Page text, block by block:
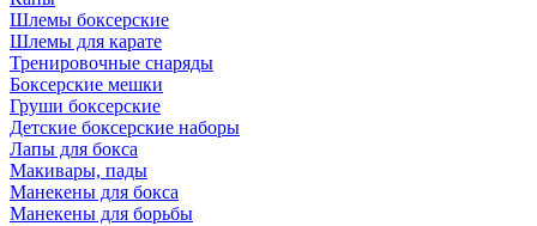
Шлемы боксерские
Шлемы для карате
Тренировочные снаряды
Боксерские мешки
Груши боксерские
Детские боксерские наборы
Лапы для бокса
Макивары, пады
Манекены для бокса
Манекены для борьбы